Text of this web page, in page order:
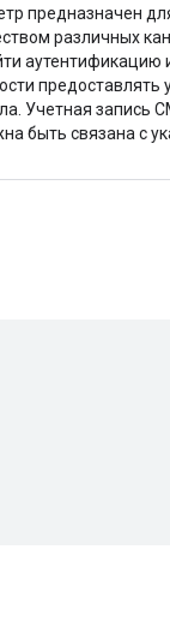
предназначен
различных
аутентификацию
предоставлять
Учетная запись
быть связана с